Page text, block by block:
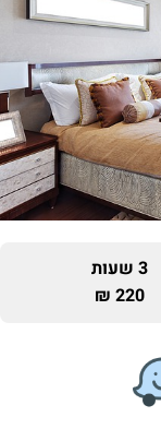
3 שעות
220 ₪